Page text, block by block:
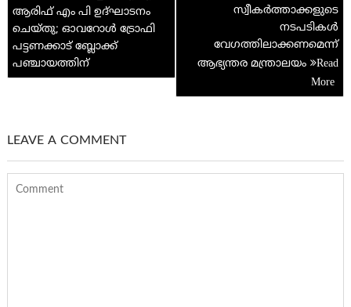
ആരിഫ് എം പി ഉദ്ഘാടനം
ചെയ്തു; ഓവറോൾ ട്രോഫി
പട്ടണക്കാട് ബ്ലോക്ക്
പഞ്ചായത്തിന്
സ്വീകര്‍ത്താക്കളുടെ
നടപടികള്‍
വേഗത്തിലാക്കണമെന്ന്
ആഭ്യന്തര മന്ത്രാലയം
LEAVE A COMMENT